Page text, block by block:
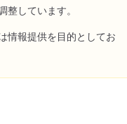
しています。
情報提供を目的としてお